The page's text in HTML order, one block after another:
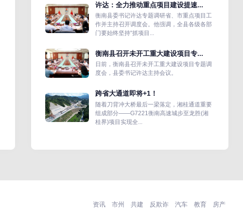
许达：全力推动重点项目建设提速...
衡南县委书记许达专题调研省、市重点项目工
作并主持召开调度会。他强调，全县各级各部
门要始终坚持“抓项目...
衡南县召开未开工重大建设项目专...
日前，衡南县召开未开工重大建设项目专题调
度会，县委书记许达主持会议。
跨省大通道即将+1！
随着刀背冲大桥最后一梁落定，湘桂通道重要
组成部分——G7221衡南高速城步至龙胜(湘
桂界)项目实现全...
资讯 市州 共建 反欺诈 汽车 教育 房产